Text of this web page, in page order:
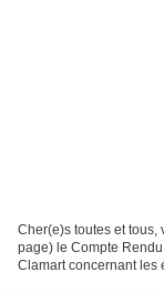
Cher(e)s toutes et tous,
page) le Compte
Clamart concernant les